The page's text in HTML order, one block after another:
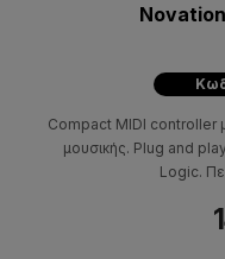
Compact MIDI controller
μουσικής. Plug and
Logic.